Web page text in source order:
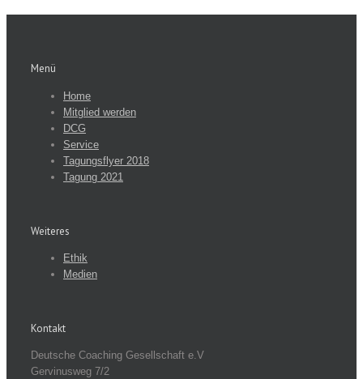
Menü
Home
Mitglied werden
DCG
Service
Tagungsflyer 2018
Tagung 2021
Weiteres
Ethik
Medien
Kontakt
Deutsche Coaching Gesellschaft e.V
Gervinusweg 7/2